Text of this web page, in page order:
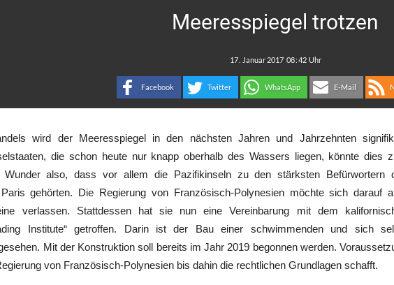
Meeresspiegel trotzen
:
Facebook Twitter WhatsApp E-Mail
wird der Meeresspiegel in den nächsten Jahren und Jahrzehnten
die schon heute nur knapp oberhalb des Wassers liegen, könnte dies
Wunder also, dass vor allem die Pazifikinseln zu den stärksten Befürwortern
gehörten. Die Regierung von Französisch-Polynesien möchte sich darauf
verlassen. Stattdessen hat sie nun eine Vereinbarung mit dem
Institute“ getroffen. Darin ist der Bau einer schwimmenden und sich
Mit der Konstruktion soll bereits im Jahr 2019 begonnen werden.
von Französisch-Polynesien bis dahin die rechtlichen Grundlagen schafft.